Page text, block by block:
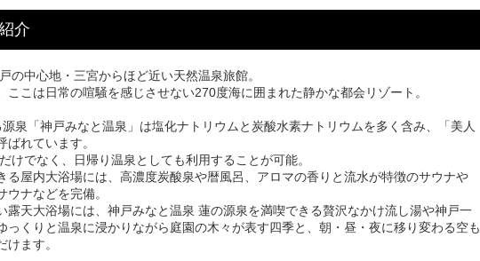
介
の中心地・三宮からほど近い天然温泉旅館。
ここは日常の喧騒を感じさせない270度海に囲まれた静かな都会リゾート。
泉「神戸みなと温泉」は塩化ナトリウムと炭酸水素ナトリウムを多く含み、「美人
れています。
けでなく、日帰り温泉としても利用することが可能。
る屋内大浴場には、高濃度炭酸泉や暦風呂、アロマの香りと流水が特徴のサウナや
ナなどを完備。
露天大浴場には、神戸みなと温泉 蓮の源泉を満喫できる贅沢なかけ流し湯や神戸一
っくりと温泉に浸かりながら庭園の木々が表す四季と、朝・昼・夜に移り変わる空も
ます。